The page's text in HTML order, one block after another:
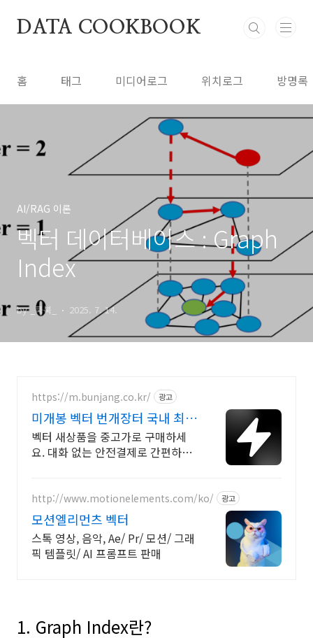
DATA COOKBOOK
홈 태그 미디어로그 위치로그 방명록
AI/RAG 이론
벡터 데이터베이스 : Graph
Index
by _쿡북_ 2025. 7. 14.
https://m.bunjang.co.kr/ 광고
미개봉 벡터 번개장터 국내 최대
브랜드 중고거래
벡터 새상품을 중고가로 구매하세
요. 대화 없는 안전결제로 간편하게!
상품 업로드
http://www.motionelements.com/ko/ 광고
모션엘리먼츠 벡터
스톡 영상, 음악, Ae/ Pr/ 모션/ 그래
픽 템플릿/ AI 프롬프트 판매
1. Graph Index란?